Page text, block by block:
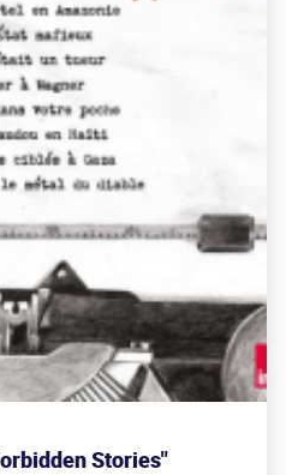
Stories"